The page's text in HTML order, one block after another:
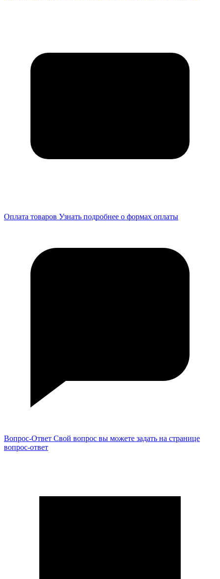
Оплата товаров Узнать подробнее о формах оплаты
Вопрос-Ответ Свой вопрос вы можете задать на странице
вопрос-ответ